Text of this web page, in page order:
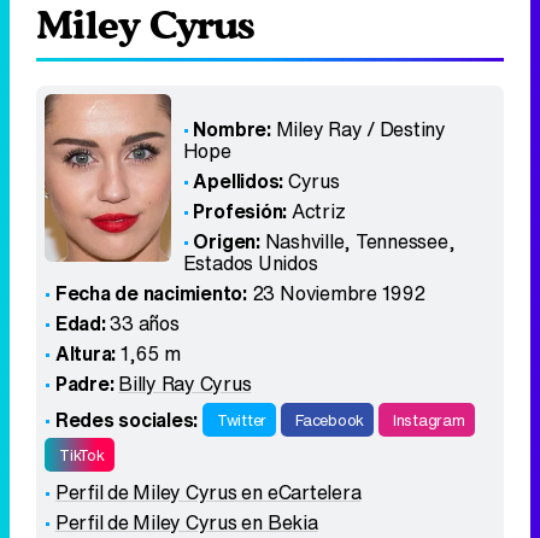
Miley Cyrus
Nombre: Miley Ray / Destiny
Hope
Apellidos:Cyrus
Profesión:Actriz
Origen: Nashville, Tennessee,
Estados Unidos
Fecha de nacimiento: 23 Noviembre 1992
Edad:33 años
Altura:1,65 m
Padre:Billy Ray Cyrus
Redes sociales:
Twitter Facebook
Instagram
TikTok
Perfil de Miley Cyrus en eCartelera
Perfil de Miley Cyrus en Bekia